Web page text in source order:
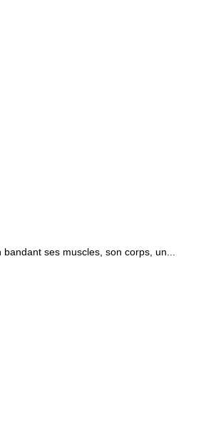
ses muscles, son corps, un...